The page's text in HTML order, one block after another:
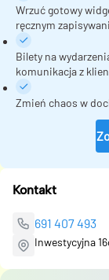
Wrzuć gotowy
ręcznym
Bilety na
komunikacja z
Zmień chaos w
Kontakt
691 407 493
Inwestycyjna